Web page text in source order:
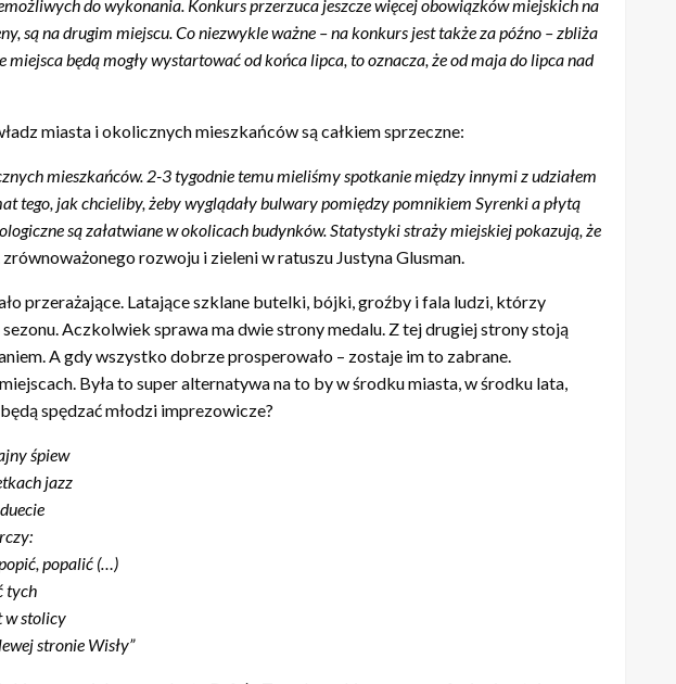
tyle ile pracujący odkurzacz, a to wyklucza możliwość organizowania imprez), a
do wykonania. Konkurs przerzuca jeszcze więcej obowiązków miejskich na
są na drugim miejscu. Co niezwykle ważne – na konkurs jest także za późno – zbliża
będą mogły wystartować od końca lipca, to oznacza, że od maja do lipca nad
miasta i okolicznych mieszkańców są całkiem sprzeczne:
mieszkańców. 2-3 tygodnie temu mieliśmy spotkanie między innymi z udziałem
jak chcieliby, żeby wyglądały bulwary pomiędzy pomnikiem Syrenki a płytą
są załatwiane w okolicach budynków. Statystyki straży miejskiej pokazują, że
rozwoju i zieleni w ratuszu Justyna Glusman.
Aczkolwiek sprawa ma dwie strony medalu. Z tej drugiej strony stoją
A gdy wszystko dobrze prosperowało – zostaje im to zabrane.
Była to super alternatywa na to by w środku miasta, w środku lata,
spędzać młodzi imprezowicze?
śpiew
jazz